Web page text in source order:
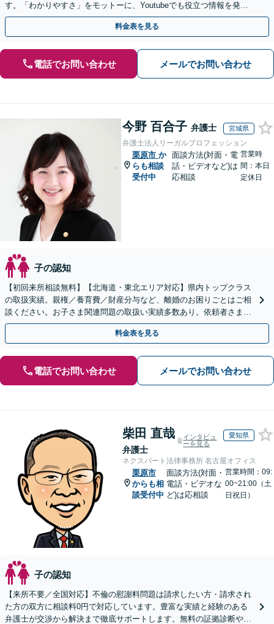
す。「わかりやすさ」をモットーに、Youtubeでも役立つ情報を発信
中【初回相談無料】【土日対応可】
料金表を見る
電話でお問い合わせ メールでお問い合わせ
今野 百合子 弁護士 宮城県
弁護士法人リーガルプロフェッション
栗原市 か
らも相談
受付中
面談方法(対面・電
話・ビデオなど)は
応相談
営業時
間：本日
定休日
子の認知
【初回来所相談無料】【北海道・東北エリア対応】県内トップクラス
の取扱実績。親権／養育費／財産分与など、離婚のお困りごとはご相
談ください。お子さま関連問題の取扱い実績多数あり。依頼者さまの
状況やご要望に寄り添い、最善の解決を目指します。
料金表を見る
電話でお問い合わせ メールでお問い合わせ
柴田 直哉
弁護士
インタビュ
ーを見る
愛知県
ネクスパート法律事務所 名古屋オフィス
栗原市
からも相
談受付中
面談方法(対面・
電話・ビデオな
ど)は応相談
営業時間：09:
00~21:00（土
日祝日）
子の認知
【来所不要／全国対応】不倫の慰謝料問題は請求したい方・請求され
た方の双方に相談料0円で対応しています。豊富な実績と経験のある
弁護士が交渉から解決まで徹底サポートします。無料の証拠診断や着